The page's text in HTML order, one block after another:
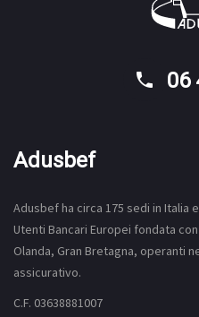
06
Adusbef
Adusbef ha circa 175 sedi in Italia
Utenti Bancari Europei fondata
Olanda, Gran Bretagna, operanti
assicurativo.
C.F. 03638881007